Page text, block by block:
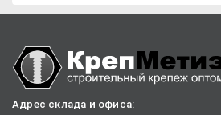
Адрес склада и офиса: